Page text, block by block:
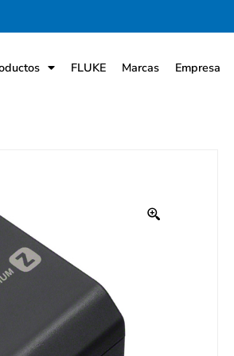
FLUKE Marcas Empresa